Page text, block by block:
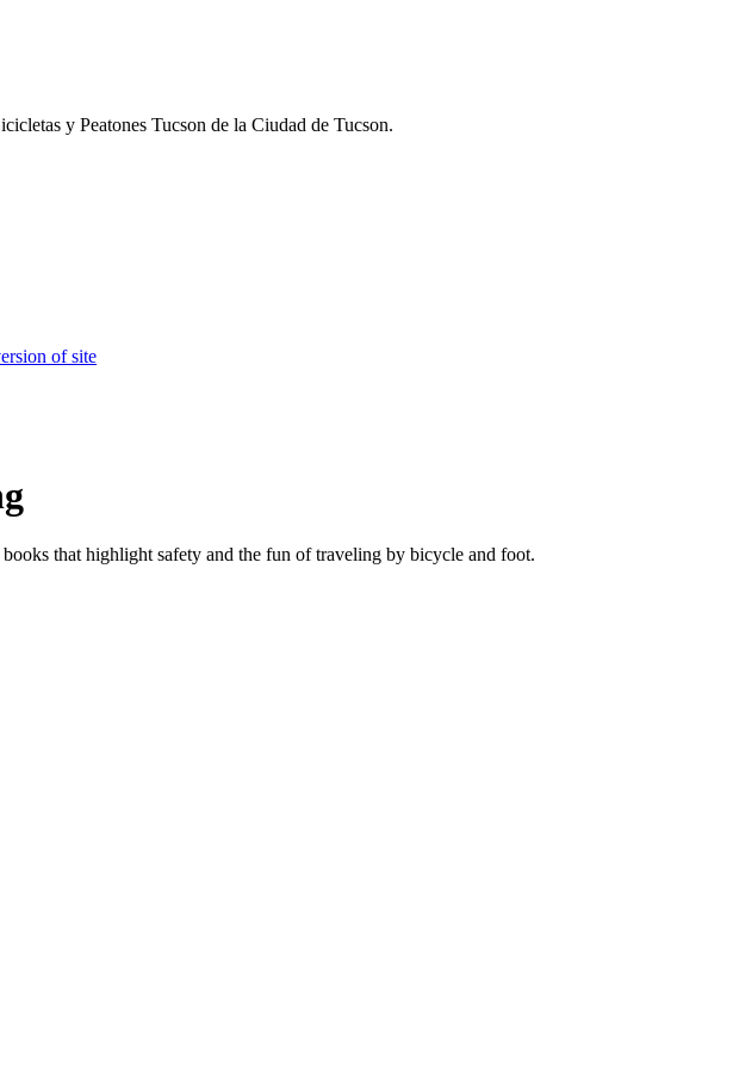
y Peatones Tucson de la Ciudad de Tucson.
of site
that highlight safety and the fun of traveling by bicycle and foot.